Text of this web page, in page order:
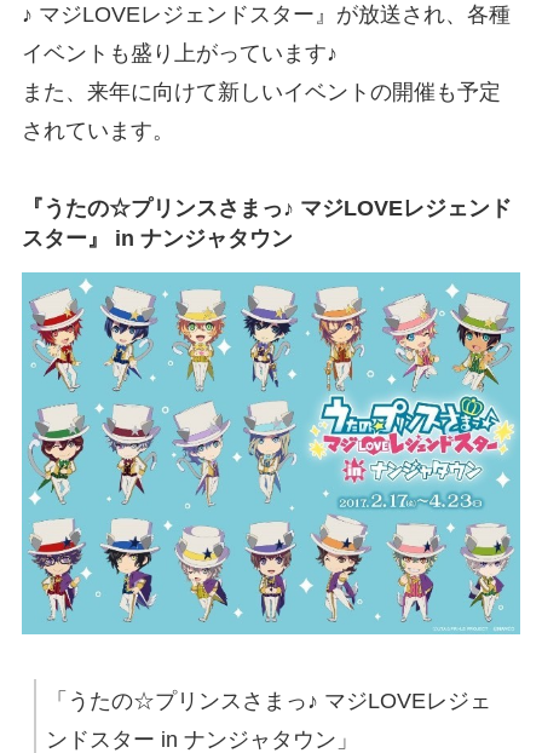
♪ マジLOVEレジェンドスター』が放送され、各種
イベントも盛り上がっています♪
また、来年に向けて新しいイベントの開催も予定
されています。
『うたの☆プリンスさまっ♪ マジLOVEレジェンド
スター』 in ナンジャタウン
「うたの☆プリンスさまっ♪ マジLOVEレジェ
ンドスター in ナンジャタウン」